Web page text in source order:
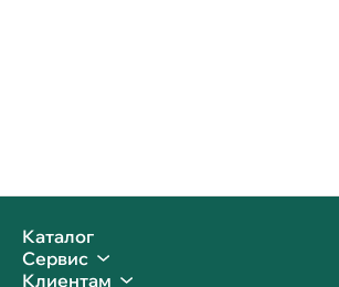
Каталог
Сервис
Клиентам